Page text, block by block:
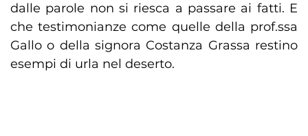
dalle parole non si riesca a passare ai fatti. E
che testimonianze come quelle della prof.ssa
Gallo o della signora Costanza Grassa restino
esempi di urla nel deserto.